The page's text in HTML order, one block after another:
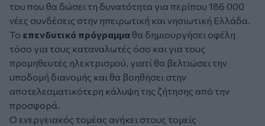
του που θα δώσει τη δυνατότητα για περίπου 186 000
νέες συνδέσεις στην ηπειρωτική και νησιωτική Ελλάδα.
Το επενδυτικό πρόγραμμα θα δημιουργήσει οφέλη
τόσο για τους καταναλωτές όσο και για τους
προμηθευτές ηλεκτρισμού, γιατί θα βελτιώσει την
υποδομή διανομής και θα βοηθήσει στην
αποτελεσματικότερη κάλυψη της ζήτησης από την
προσφορά.
Ο ενεργειακός τομέας ανήκει στους τομείς